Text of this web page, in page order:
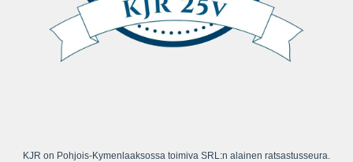
KJR on Pohjois-Kymenlaaksossa toimiva SRL:n alainen ratsastusseura.